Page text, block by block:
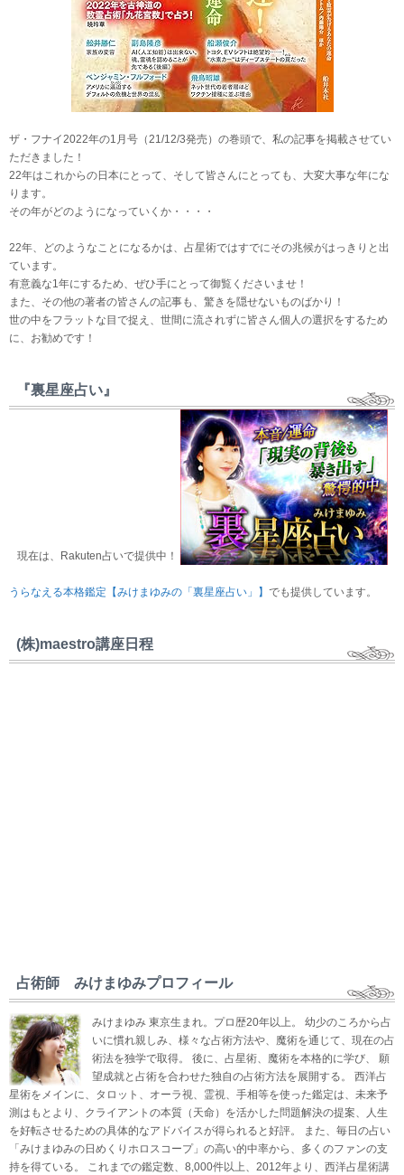
ザ・フナイ2022年の1月号（21/12/3発売）の巻頭で、私の記事を掲載させてい
ただきました！
22年はこれからの日本にとって、そして皆さんにとっても、大変大事な年にな
ります。
その年がどのようになっていくか・・・・
22年、どのようなことになるかは、占星術ではすでにその兆候がはっきりと出
ています。
有意義な1年にするため、ぜひ手にとって御覧くださいませ！
また、その他の著者の皆さんの記事も、驚きを隠せないものばかり！
世の中をフラットな目で捉え、世間に流されずに皆さん個人の選択をするため
に、お勧めです！
『裏星座占い』
現在は、Rakuten占いで提供中！
うらなえる本格鑑定【みけまゆみの「裏星座占い」】 でも提供しています。
(株)maestro講座日程
占術師 みけまゆみプロフィール
みけまゆみ 東京生まれ。プロ歴20年以上。 幼少のころから占
いに慣れ親しみ、様々な占術方法や、魔術を通じて、現在の占
術法を独学で取得。 後に、占星術、魔術を本格的に学び、 願
望成就と占術を合わせた独自の占術方法を展開する。 西洋占
星術をメインに、タロット、オーラ視、霊視、手相等を使った鑑定は、未来予
測はもとより、クライアントの本質（天命）を活かした問題解決の提案、人生
を好転させるための具体的なアドバイスが得られると好評。 また、毎日の占い
「みけまゆみの日めくりホロスコープ」の高い的中率から、多くのファンの支
持を得ている。 これまでの鑑定数、8,000件以上、2012年より、西洋占星術講